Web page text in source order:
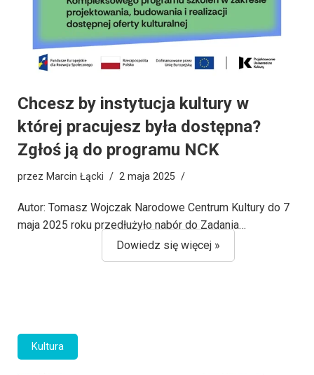
Chcesz by instytucja kultury w
której pracujesz była dostępna?
Zgłoś ją do programu NCK
przez Marcin Łącki 2 maja 2025
Autor: Tomasz Wojczak Narodowe Centrum Kultury do 7
maja 2025 roku przedłużyło nabór do Zadania…
Dowiedz się więcej »
Kultura